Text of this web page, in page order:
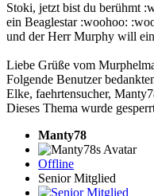
Stoki, jetzt bist du berühmt
ein Beaglestar :woohoo:
und der Herr Murphy will
Liebe Grüße vom
Folgende Benutzer
Elke, faehrtensucher,
Dieses Thema wurde
Manty78
Offline
Senior Mitglied